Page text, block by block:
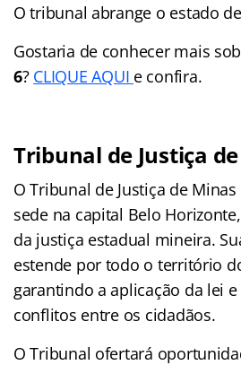
O tribunal abrange o estado
Gostaria de conhecer mais
6? CLIQUE AQUI e confira.
Tribunal de Justiça
O Tribunal de Justiça de Minas
sede na capital Belo
da justiça estadual mineira.
estende por todo o território
garantindo a aplicação da lei
conflitos entre os cidadãos.
O Tribunal ofertará